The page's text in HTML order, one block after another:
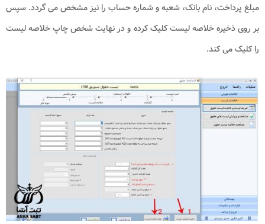
مبلغ پرداخت، نام بانک، شعبه و شماره حساب را نیز مشخص می گردد. سپس
بر روی ذخیره خلاصه لیست کلیک کرده و در نهایت شخص چاپ خلاصه لیست
را کلیک می کند.